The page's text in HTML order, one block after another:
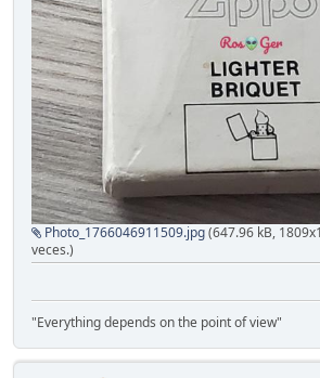
Photo_1766046911509.jpg(647.96 kB,
veces.)
"Everything depends on the point of view"